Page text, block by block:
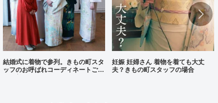
結婚式に着物で参列。きもの町スタ
ッフのお呼ばれコーディネートご紹
妊娠 妊婦さん 着物を着ても大丈
夫？きもの町スタッフの場合